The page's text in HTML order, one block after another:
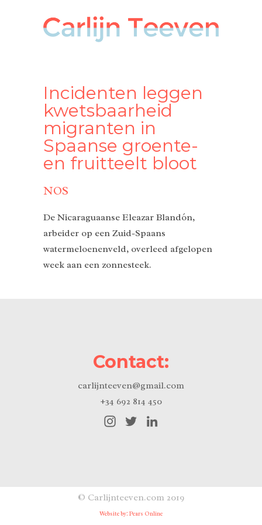
Incidenten leggen
kwetsbaarheid
migranten in
Spaanse groente-
en fruitteelt bloot
NOS
De Nicaraguaanse Eleazar Blandón,
arbeider op een Zuid-Spaans
watermeloenenveld, overleed afgelopen
week aan een zonnesteek.
Contact:
carlijnteeven@gmail.com
+34 692 814 450
© Carlijnteeven.com 2019
Website by: Pears Online